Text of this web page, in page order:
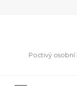
Poctivý osobní